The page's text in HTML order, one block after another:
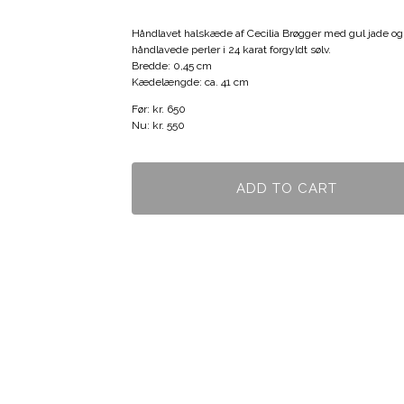
Håndlavet halskæde af Cecilia Brøgger med gul jade
håndlavede perler i 24 karat forgyldt sølv.
Bredde: 0,45 cm
Kædelængde: ca. 41 cm
Før: kr. 650
Nu: kr. 550
ADD TO CART